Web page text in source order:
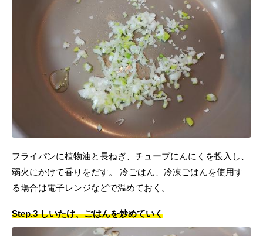
フライパンに植物油と長ねぎ、チューブにんにくを投入し、
弱火にかけて香りをだす。 冷ごはん、冷凍ごはんを使用す
る場合は電子レンジなどで温めておく。
Step.3 しいたけ、ごはんを炒めていく